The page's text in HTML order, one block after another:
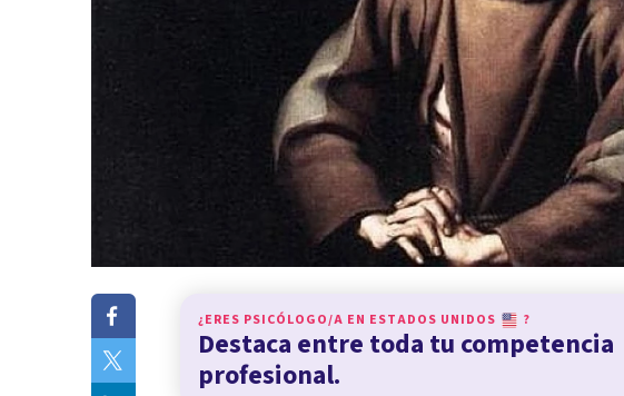
¿ERES PSICÓLOGO/A EN ESTADOS UNIDOS ?
Destaca entre toda tu competencia
profesional.